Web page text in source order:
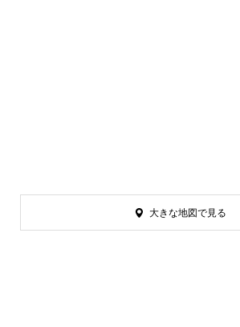
大きな地図で見る